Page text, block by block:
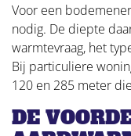
Voor een
nodig. De diepte
warmtevraag, het
Bij particuliere
120 en 285 meter
DE